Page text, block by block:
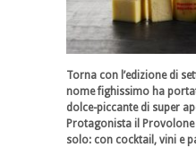
Torna con l’edizione di
nome fighissimo ha
dolce-piccante di super
Protagonista il Provolone
solo: con cocktail, vini e